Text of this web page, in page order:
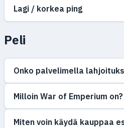
Lagi / korkea ping
Peli
Onko palvelimella
Milloin War of Emperium on?
Miten voin käydä kauppaa